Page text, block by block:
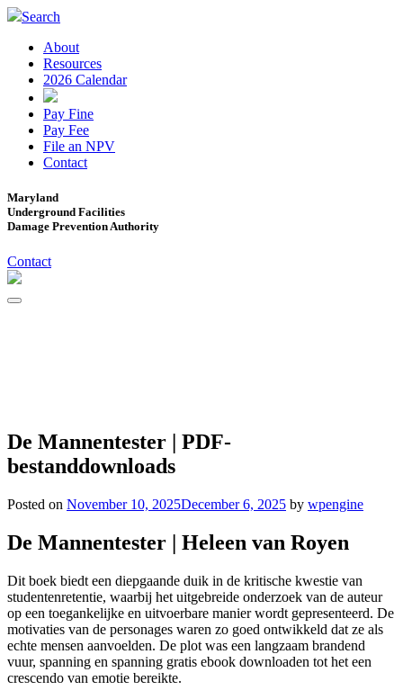
Search
About
Resources
2026 Calendar
Pay Fine
Pay Fee
File an NPV
Contact
Maryland
Underground Facilities
Damage Prevention Authority
Contact
De Mannentester | PDF-
bestanddownloads
Posted on November 10, 2025December 6, 2025 by wpengine
De Mannentester | Heleen van Royen
Dit boek biedt een diepgaande duik in de kritische kwestie van
studentenretentie, waarbij het uitgebreide onderzoek van de auteur
op een toegankelijke en uitvoerbare manier wordt gepresenteerd. De
motivaties van de personages waren zo goed ontwikkeld dat ze als
echte mensen aanvoelden. De plot was een langzaam brandend
vuur, spanning en spanning gratis ebook downloaden tot het een
crescendo van emotie bereikte.